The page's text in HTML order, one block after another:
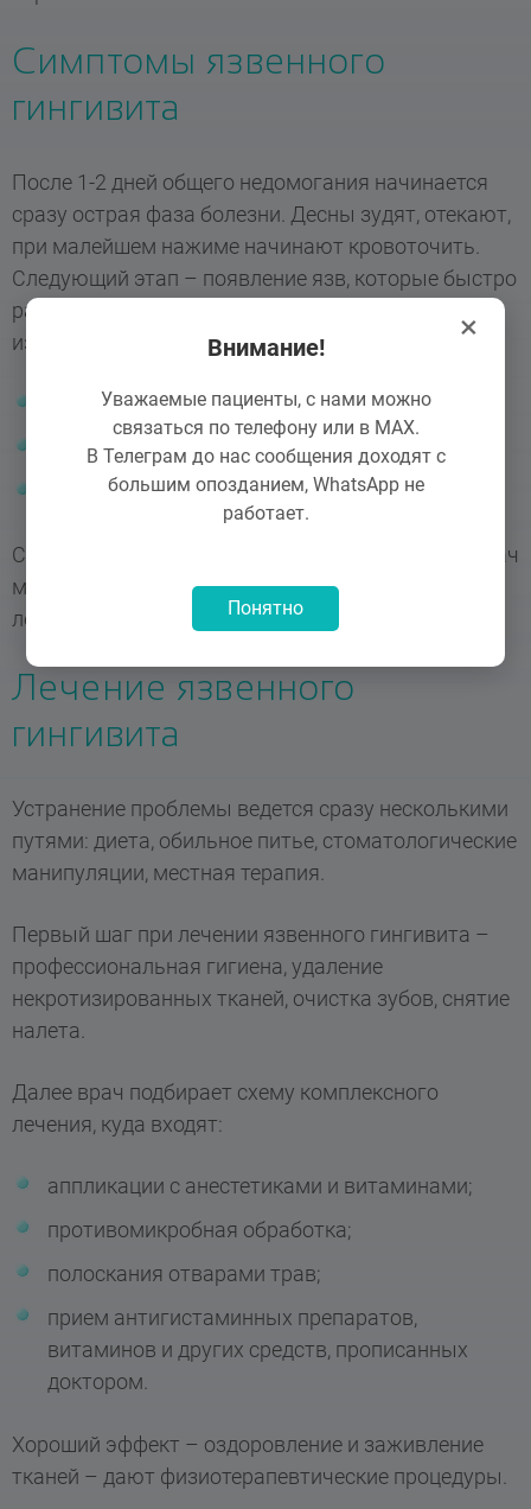
×
Внимание!
Уважаемые пациенты, с нами можно
связаться по телефону или в MAX.
В Телеграм до нас сообщения доходят с
большим опозданием, WhatsApp не
работает.
Понятно
Симптомы язвенного
гингивита
После 1-2 дней общего недомогания начинается
сразу острая фаза болезни. Десны зудят, отекают,
при малейшем нажиме начинают кровоточить.
Следующий этап – появление язв, которые быстро
распространяются по десне. Пациент ощущает
измененное состояние:
запах изо рта;
вязкая слюна;
боль при пережевывании.
Симптомы выражены и комплексны, поэтому врач
может быстро поставить диагноз и начать
лечение.
Лечение язвенного
гингивита
Устранение проблемы ведется сразу несколькими
путями: диета, обильное питье, стоматологические
манипуляции, местная терапия.
Первый шаг при лечении язвенного гингивита –
профессиональная гигиена, удаление
некротизированных тканей, очистка зубов, снятие
налета.
Далее врач подбирает схему комплексного
лечения, куда входят:
аппликации с анестетиками и витаминами;
противомикробная обработка;
полоскания отварами трав;
прием антигистаминных препаратов,
витаминов и других средств, прописанных
доктором.
Хороший эффект – оздоровление и заживление
тканей – дают физиотерапевтические процедуры.